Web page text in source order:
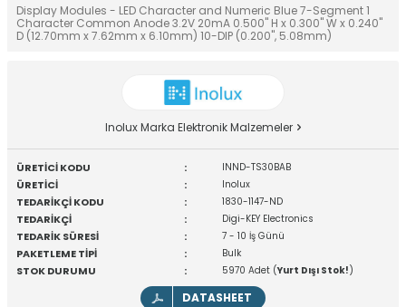
Display Modules - LED Character and Numeric Blue 7-Segment 1
Character Common Anode 3.2V 20mA 0.500" H x 0.300" W x 0.240"
D (12.70mm x 7.62mm x 6.10mm) 10-DIP (0.200", 5.08mm)
Inolux Marka Elektronik Malzemeler
ÜRETİCİ KODU : INND-TS30BAB
ÜRETİCİ : Inolux
TEDARİKÇİ KODU : 1830-1147-ND
TEDARİKÇİ : Digi-KEY Electronics
TEDARİK SÜRESİ : 7 - 10 İş Günü
PAKETLEME TİPİ : Bulk
STOK DURUMU : 5970 Adet (Yurt Dışı Stok!)
DATASHEET